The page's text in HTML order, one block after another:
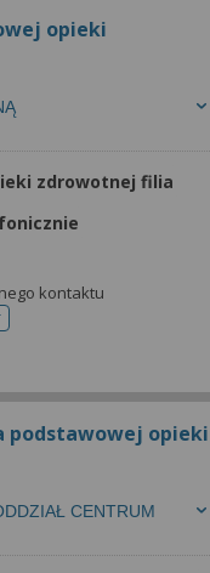
opieki
zdrowotnej filia
kontaktu
rejestracji
podstawowej opieki
CENTRUM